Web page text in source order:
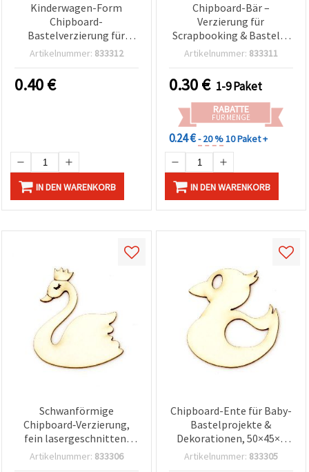
Kinderwagen-Form
Chipboard-
Bastelverzierung für
Scrapbooking – zum
Glitzer-Deko, 45×50×1
mm – 2 Stück
Artikelnummer: 833312
0.40€
IN DEN WARENKORB
Chipboard-Bär –
Verzierung für
Scrapbooking & Basteln,
50 x 38 x 1 mm – 2 Stück
Artikelnummer: 833311
0.30€ 1-9 Paket
RABATTE
FÜR MENGE
0.24 €- 20 %10 Paket +
IN DEN WARENKORB
Schwanförmige
Chipboard‑Verzierung,
fein lasergeschnitten,
50×40×1 mm – 2 Stück
Artikelnummer: 833306
Chipboard-Ente für Baby-
Bastelprojekte &
Dekorationen, 50×45×1
mm – 2 Stück
Artikelnummer: 833305